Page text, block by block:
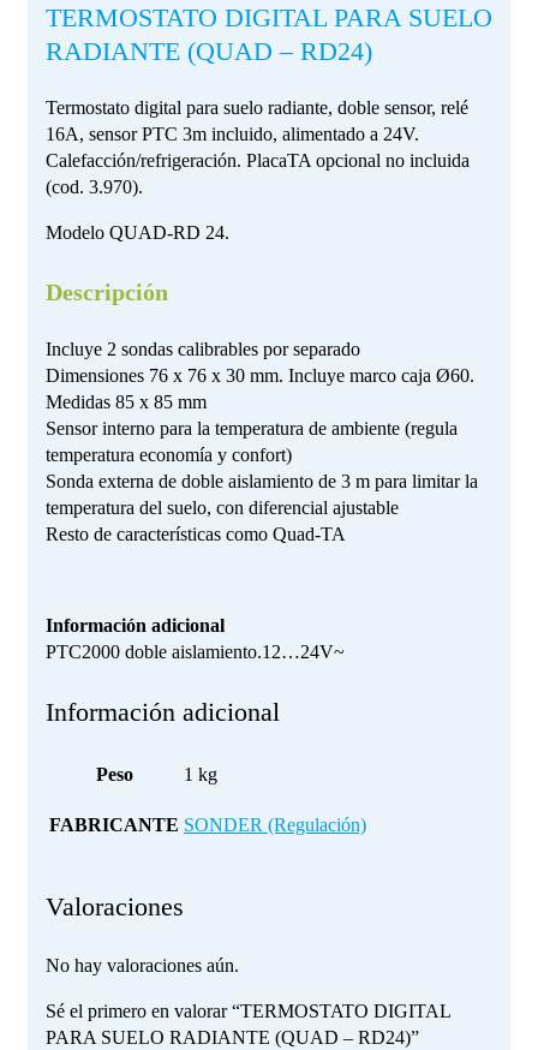
TERMOSTATO DIGITAL PARA SUELO
RADIANTE (QUAD – RD24)
Termostato digital para suelo radiante, doble sensor, relé
16A, sensor PTC 3m incluido, alimentado a 24V.
Calefacción/refrigeración. PlacaTA opcional no incluida
(cod. 3.970).
Modelo QUAD-RD 24.
Descripción
Incluye 2 sondas calibrables por separado
Dimensiones 76 x 76 x 30 mm. Incluye marco caja Ø60.
Medidas 85 x 85 mm
Sensor interno para la temperatura de ambiente (regula
temperatura economía y confort)
Sonda externa de doble aislamiento de 3 m para limitar la
temperatura del suelo, con diferencial ajustable
Resto de características como Quad-TA
Información adicional
PTC2000 doble aislamiento.12…24V~
Información adicional
Peso 1 kg
FABRICANTE SONDER (Regulación)
Valoraciones
No hay valoraciones aún.
Sé el primero en valorar “TERMOSTATO DIGITAL
PARA SUELO RADIANTE (QUAD – RD24)”